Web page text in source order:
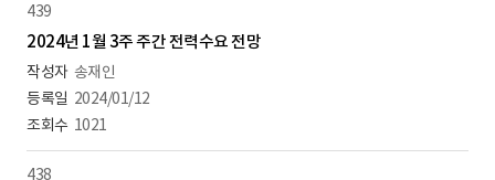
439
2024년 1월 3주 주간 전력수요 전망
송재인
2024/01/12
1021
438